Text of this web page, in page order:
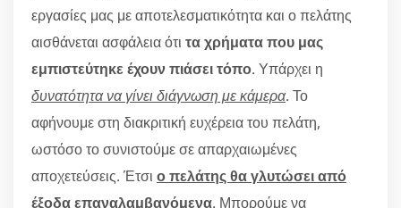
εργασίες μας με αποτελεσματικότητα και ο πελάτης
αισθάνεται ασφάλεια ότι τα χρήματα που μας
εμπιστεύτηκε έχουν πιάσει τόπο. Υπάρχει η
δυνατότητα να γίνει διάγνωση με κάμερα. Το
αφήνουμε στη διακριτική ευχέρεια του πελάτη,
ωστόσο το συνιστούμε σε απαρχαιωμένες
αποχετεύσεις. Έτσι ο πελάτης θα γλυτώσει από
έξοδα επαναλαμβανόμενα. Μπορούμε να